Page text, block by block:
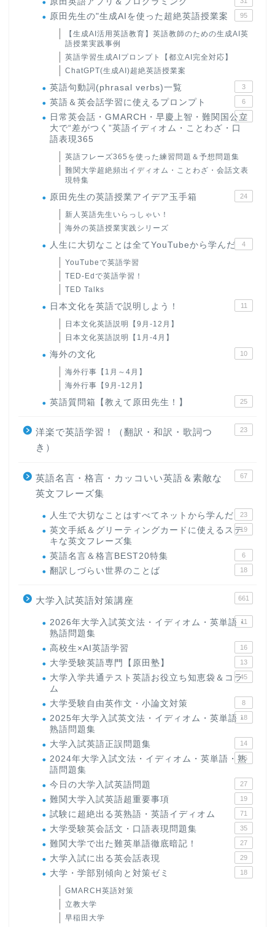
原田先生の"生成AIを使った超絶英語授業案 95
【生成AI活用英語教育】英語教師のための生成AI英
語授業実践事例
英語学習生成AIプロンプト【都立AI完全対応】
ChatGPT(生成AI)超絶英語授業案
英語句動詞(phrasal verbs)一覧 3
英語＆英会話学習に使えるプロンプト 6
日常英会話・GMARCH・早慶上智・難関国公立
大で“差がつく”英語イディオム・ことわざ・口
語表現365
22
英語フレーズ365を使った練習問題＆予想問題集
難関大学超絶頻出イディオム・ことわざ・会話文表
現特集
原田先生の英語授業アイデア玉手箱 24
新人英語先生いらっしゃい！
海外の英語授業実践シリーズ
人生に大切なことは全てYouTubeから学んだ 4
YouTubeで英語学習
TED-Edで英語学習！
TED Talks
日本文化を英語で説明しよう！ 11
日本文化英語説明【9月-12月】
日本文化英語説明【1月-4月】
海外の文化 10
海外行事【1月～4月】
海外行事【9月-12月】
英語質問箱【教えて原田先生！】 25
洋楽で英語学習！（翻訳・和訳・歌詞つ
き）
23
英語名言・格言・カッコいい英語＆素敵な
英文フレーズ集
67
人生で大切なことはすべてネットから学んだ 23
英文手紙＆グリーティングカードに使えるステ
キな英文フレーズ集
19
英語名言＆格言BEST20特集 6
翻訳しづらい世界のことば 18
大学入試英語対策講座 661
2026年大学入試英文法・イディオム・英単語・
熟語問題集
11
高校生×AI英語学習 16
大学受験英語専門【原田塾】 13
大学入学共通テスト英語お役立ち知恵袋＆コラ
ム
45
大学受験自由英作文・小論文対策 8
2025年大学入試英文法・イディオム・英単語・
熟語問題集
18
大学入試英語正誤問題集 14
2024年大学入試文法・イディオム・英単語・熟
語問題集
15
今日の大学入試英語問題 27
難関大学入試英語超重要事項 19
試験に超絶出る英熟語・英語イディオム 71
大学受験英会話文・口語表現問題集 35
難関大学で出た難英単語徹底暗記！ 27
大学入試に出る英会話表現 29
大学・学部別傾向と対策ゼミ 18
GMARCH英語対策
立教大学
早稲田大学